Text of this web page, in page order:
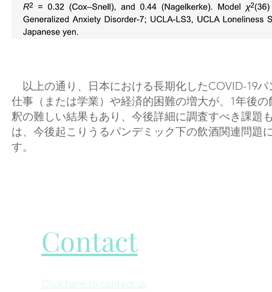
以上の通り、日本における長期化したCOVID-19
仕事（または学業）や経済的困難の増大が、1年後
釈の難しい結果もあり、今後詳細に調査すべき課題
は、今後起こりうるパンデミック下の飲酒関連問題
す。
Contact
Click here to contact us